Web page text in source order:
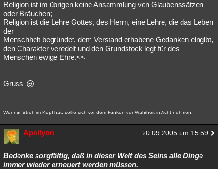
Religion ist im übrigen keine Ansammlung von Glaubenssätzen
oder Bräuchen;
Religion ist die Lehre Gottes, des Herrn, eine Lehre, die das Leben
der
Menschheit begründet, dem Verstand erhabene Gedanken eingibt,
den Charakter veredelt und den Grundstock legt für des
Menschen ewige Ehre.<<
Gruss
Wer nur Stroh im Kopf hat, sollte sich vor dem Funken der Wahrheit in Acht nehmen.
Apollyon 20.09.2005 um 15:59
Bedenke sorgfältig, daß in dieser Welt des Seins alle Dinge
immer wieder erneuert werden müssen.